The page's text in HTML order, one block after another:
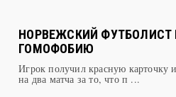
НОРВЕЖСКИЙ ФУТБОЛИСТ
ГОМОФОБИЮ
Игрок получил красную карточку